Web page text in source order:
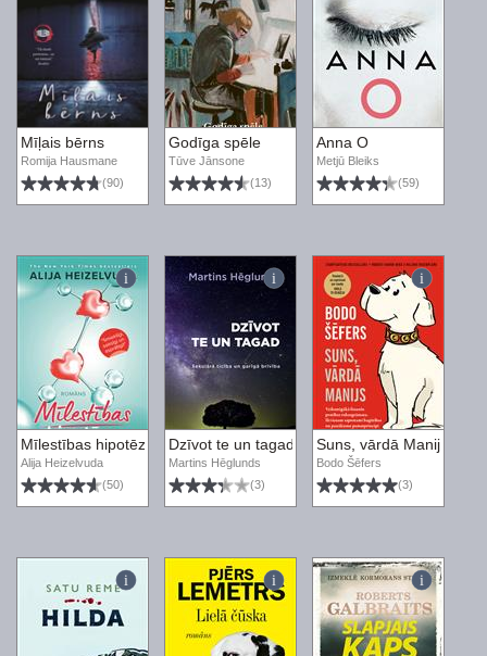
Mīļais bērns
Romija Hausmane
(90)
Godīga spēle
Tūve Jānsone
(13)
Anna O
Metjū Bleiks
(59)
Mīlestības hipotēze
Alija Heizelvuda
(50)
Dzīvot te un tagad. Sekulārā ticība un garīgā
Martins Hēglunds
(3)
Suns, vārdā Manijs.
Bodo Šēfers
(3)